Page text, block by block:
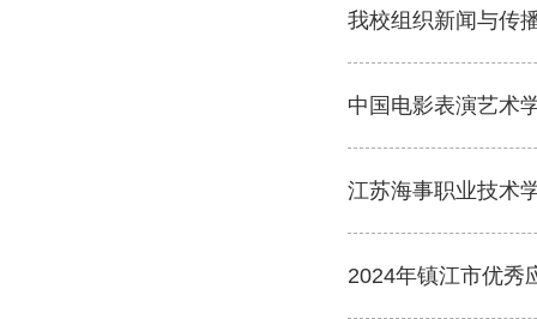
我校组织新闻与传
中国电影表演艺术
江苏海事职业技术
2024年镇江市优秀